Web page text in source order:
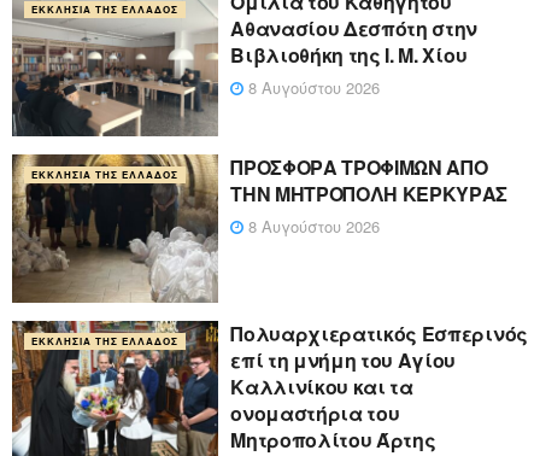
ΕΚΚΛΗΣΊΑ ΤΗΣ ΕΛΛΆΔΟΣ
Αθανασίου Δεσπότη στην
Βιβλιοθήκη της Ι. Μ. Χίου
8 Αυγούστου 2026
ΕΚΚΛΗΣΊΑ ΤΗΣ ΕΛΛΆΔΟΣ
ΠΡΟΣΦΟΡΑ ΤΡΟΦΙΜΩΝ ΑΠΟ
ΤΗΝ ΜΗΤΡΟΠΟΛΗ ΚΕΡΚΥΡΑΣ
8 Αυγούστου 2026
ΕΚΚΛΗΣΊΑ ΤΗΣ ΕΛΛΆΔΟΣ
Πολυαρχιερατικός Εσπερινός
επί τη μνήμη του Αγίου
Καλλινίκου και τα
ονομαστήρια του
Μητροπολίτου Άρτης